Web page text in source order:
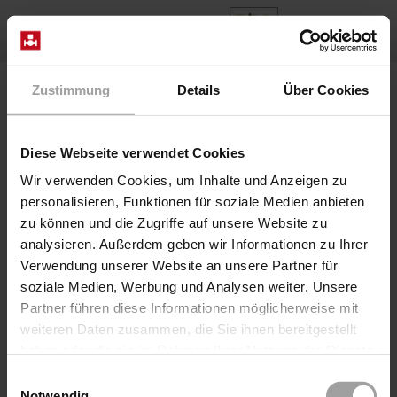
Zustimmung Details Über Cookies
Diese Webseite verwendet Cookies
Wir verwenden Cookies, um Inhalte und Anzeigen zu
personalisieren, Funktionen für soziale Medien anbieten
zu können und die Zugriffe auf unsere Website zu
analysieren. Außerdem geben wir Informationen zu Ihrer
Verwendung unserer Website an unsere Partner für
soziale Medien, Werbung und Analysen weiter. Unsere
Partner führen diese Informationen möglicherweise mit
weiteren Daten zusammen, die Sie ihnen bereitgestellt
NL
Klep 3/050-27/1004/.242-HA-1U AC, DC
Zitting klep elektrisch, positief gestuurd
Serie 3/050